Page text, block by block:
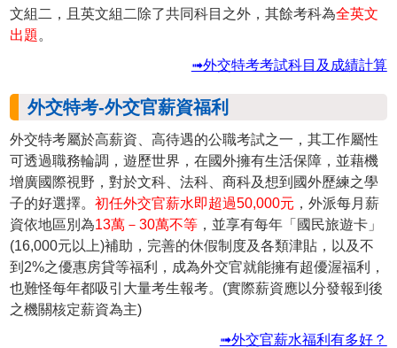
文組二，且英文組二除了共同科目之外，其餘考科為全英文
出題 。
➟外交特考考試科目及成績計算
外交特考-外交官薪資福利
外交特考屬於高薪資、高待遇的公職考試之一，其工作屬性
可透過職務輪調，遊歷世界，在國外擁有生活保障，並藉機
增廣國際視野，對於文科、法科、商科及想到國外歷練之學
子的好選擇。初任外交官薪水即超過50,000元 ，外派每月薪
資依地區別為13萬－30萬不等 ，並享有每年「國民旅遊卡」
(16,000元以上)補助，完善的休假制度及各類津貼，以及不
到2%之優惠房貸等福利，成為外交官就能擁有超優渥福利，
也難怪每年都吸引大量考生報考。(實際薪資應以分發報到後
之機關核定薪資為主)
➟外交官薪水福利有多好？